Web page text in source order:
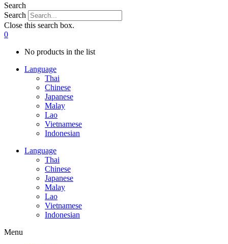
Search
Search
Close this search box.
0
No products in the list
Language
Thai
Chinese
Japanese
Malay
Lao
Vietnamese
Indonesian
Language
Thai
Chinese
Japanese
Malay
Lao
Vietnamese
Indonesian
Menu